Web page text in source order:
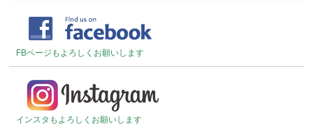
FBページもよろしくお願いします
インスタもよろしくお願いします